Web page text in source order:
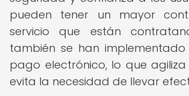
pueden tener un mayor
servicio que están
también se han
pago electrónico, lo que
evita la necesidad de llevar